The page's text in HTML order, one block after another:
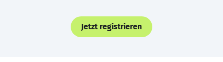
Jetzt registrieren